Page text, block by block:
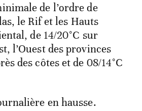
de l’ordre de
le Rif et les Hauts
de 14/20°C sur
l’Ouest des provinces
des côtes et de 08/14°C
en hausse.